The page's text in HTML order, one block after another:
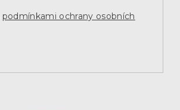
podmínkami ochrany osobních